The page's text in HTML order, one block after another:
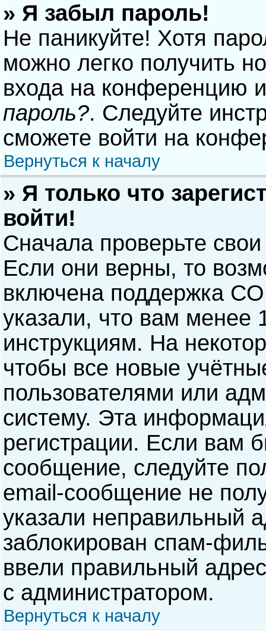
» Я забыл пароль!
Не паникуйте! Хотя
можно легко получить
входа на конференцию
пароль?. Следуйте
сможете войти на
Вернуться к началу
» Я только что
войти!
Сначала проверьте
Если они верны, то
включена поддержка
указали, что вам менее
инструкциям. На
чтобы все новые
пользователями или
систему. Эта
регистрации. Если вам
сообщение, следуйте
email-сообщение не
указали неправильный
заблокирован спам-
ввели правильный
с администратором.
Вернуться к началу